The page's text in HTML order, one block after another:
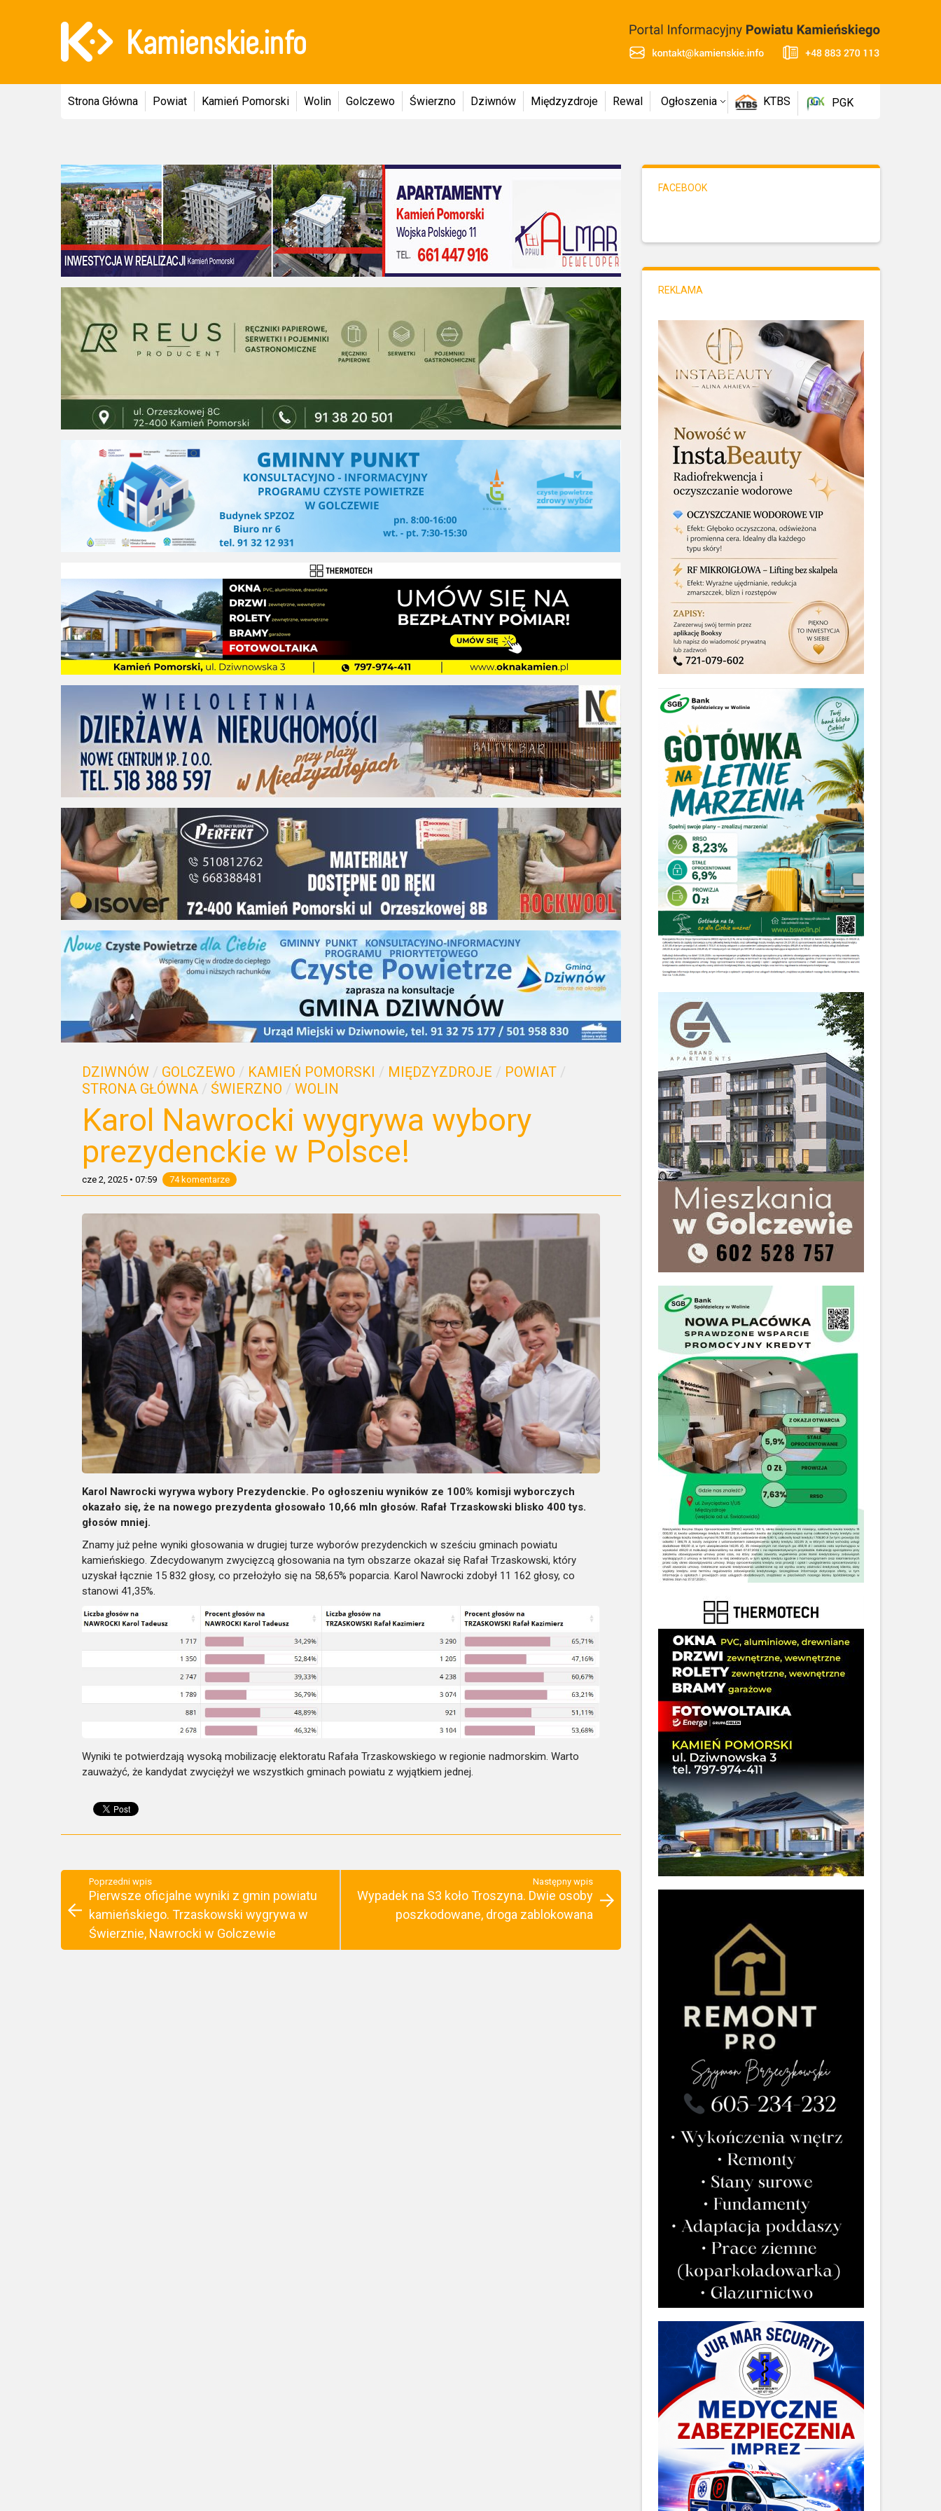
Strona Główna Powiat Kamień Pomorski Wolin Golczewo Świerzno Dziwnów Międzyzdroje Rewal Ogłoszenia KTBS PGK
DZIWNÓW / GOLCZEWO / KAMIEŃ POMORSKI / MIĘDZYZDROJE / POWIAT /
STRONA GŁÓWNA / ŚWIERZNO / WOLIN
Karol Nawrocki wygrywa wybory
prezydenckie w Polsce!
cze 2, 2025 • 07:59 74 komentarze
Karol Nawrocki wyrywa wybory Prezydenckie. Po ogłoszeniu wyników ze 100% komisji wyborczych
okazało się, że na nowego prezydenta głosowało 10,66 mln głosów. Rafał Trzaskowski blisko 400 tys.
głosów mniej.
Znamy już pełne wyniki głosowania w drugiej turze wyborów prezydenckich w sześciu gminach powiatu
kamieńskiego. Zdecydowanym zwycięzcą głosowania na tym obszarze okazał się Rafał Trzaskowski, który
uzyskał łącznie 15 832 głosy, co przełożyło się na 58,65% poparcia. Karol Nawrocki zdobył 11 162 głosy, co
stanowi 41,35%.
Wyniki te potwierdzają wysoką mobilizację elektoratu Rafała Trzaskowskiego w regionie nadmorskim. Warto
zauważyć, że kandydat zwyciężył we wszystkich gminach powiatu z wyjątkiem jednej.
Poprzedni wpis
Pierwsze oficjalne wyniki z gmin powiatu
kamieńskiego. Trzaskowski wygrywa w
Świerznie, Nawrocki w Golczewie
Następny wpis
Wypadek na S3 koło Troszyna. Dwie osoby
poszkodowane, droga zablokowana
FACEBOOK
REKLAMA